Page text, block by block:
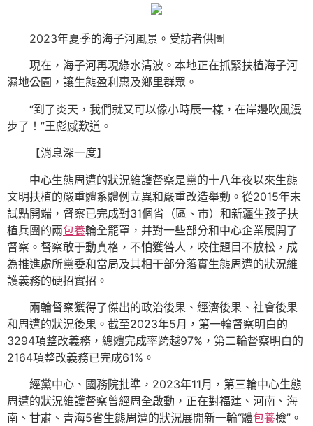
2023年夏季的海子河風景。受訪者供圖
現在，海子河再現綠水清波。本地正在抓緊扶植海子河
濕地公園，讓生態盈利惠及鄉里群眾。
“到了炎天，我們就又可以像小時辰一樣，在岸邊吹風漫
步了！”王彪感歎道。
【消息深一度】
中心生態周遭的狀況維護督察是黨的十八年夜以來生態
文明扶植的嚴重體系體例立異和嚴重改造舉動。從2015年末
試點開端，督察已完成對31個省（區、市）和新疆生孩子扶
植兵團的兩包養輪全籠罩，并對一些部分和中心企業展開了
督察。督察敢于動真格，不怕獲咎人，咬住題目不放松，成
為推進處所黨委和當局及其相干部分落實生態周遭的狀況維
護義務的硬招實招。
兩輪督察獲得了傑出的政治後果、經濟後果、社會後果
和周遭的狀況後果。截至2023年5月，第一輪督察明白的
3294項整改義務，總體完成率跨越97%，第二輪督察明白的
2164項整改義務已完成61%。
經黨中心、國務院批準，2023年11月，第三輪中心生態
周遭的狀況維護督察曾經周全啟動，正在對福建、河南、海
南、甘肅、青海5省生態周遭的狀況展開新一輪“體包養檢”。